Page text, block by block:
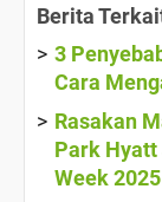
Berita
3
Cara
Rasakan
Park
Week 2025